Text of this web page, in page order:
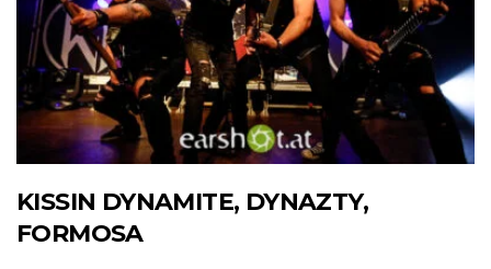
KISSIN DYNAMITE, DYNAZTY,
FORMOSA